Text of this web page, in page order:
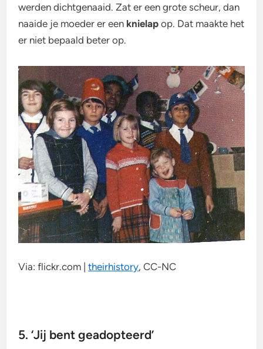
werden dichtgenaaid. Zat er een grote scheur, dan
naaide je moeder er een knielapop. Dat maakte het
er niet bepaald beter op.
Via: flickr.com |theirhistory, CC-NC
5. ‘Jij bent geadopteerd’